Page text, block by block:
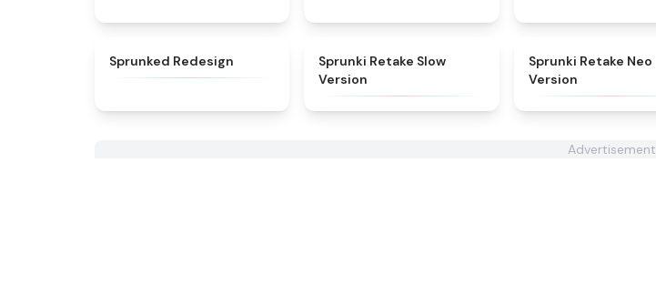
Sprunked Redesign
Sprunki Retake Slow
Version
Sprunki Retake Neo
Version
Advertisement